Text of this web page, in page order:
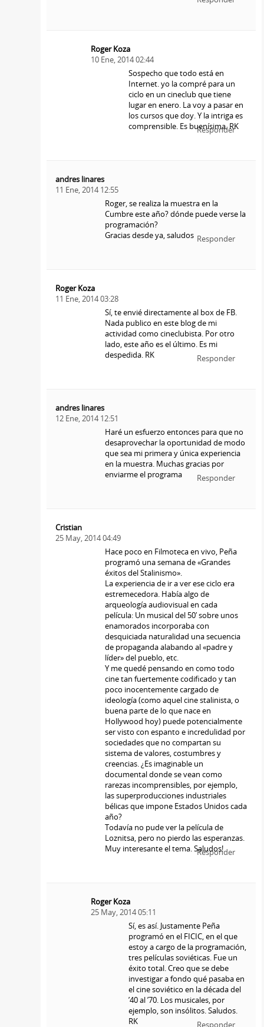
Roger Koza
10 Ene, 2014 02:44
Sospecho que todo está en
Internet. yo la compré para un
ciclo en un cineclub que tiene
lugar en enero. La voy a pasar en
los cursos que doy. Y la intriga es
comprensible. Es buenísima. RK
Responder
andres linares
11 Ene, 2014 12:55
Roger, se realiza la muestra en la
Cumbre este año? dónde puede verse la
programación?
Gracias desde ya, saludos Responder
Roger Koza
11 Ene, 2014 03:28
Sí, te envié directamente al box de FB.
Nada publico en este blog de mi
actividad como cineclubista. Por otro
lado, este año es el último. Es mi
despedida. RK
Responder
andres linares
12 Ene, 2014 12:51
Haré un esfuerzo entonces para que no
desaprovechar la oportunidad de modo
que sea mi primera y única experiencia
en la muestra. Muchas gracias por
enviarme el programa
Responder
Cristian
25 May, 2014 04:49
Hace poco en Filmoteca en vivo, Peña
programó una semana de «Grandes
éxitos del Stalinismo».
La experiencia de ir a ver ese ciclo era
estremecedora. Había algo de
arqueología audiovisual en cada
película: Un musical del 50′ sobre unos
enamorados incorporaba con
desquiciada naturalidad una secuencia
de propaganda alabando al «padre y
líder» del pueblo, etc.
Y me quedé pensando en como todo
cine tan fuertemente codificado y tan
poco inocentemente cargado de
ideología (como aquel cine stalinista, o
buena parte de lo que nace en
Hollywood hoy) puede potencialmente
ser visto con espanto e incredulidad por
sociedades que no compartan su
sistema de valores, costumbres y
creencias. ¿Es imaginable un
documental donde se vean como
rarezas incomprensibles, por ejemplo,
las superproducciones industriales
bélicas que impone Estados Unidos cada
año?
Todavía no pude ver la película de
Loznitsa, pero no pierdo las esperanzas.
Muy interesante el tema. Saludos!
Responder
Roger Koza
25 May, 2014 05:11
Sí, es así. Justamente Peña
programó en el FICIC, en el que
estoy a cargo de la programación,
tres películas soviéticas. Fue un
éxito total. Creo que se debe
investigar a fondo qué pasaba en
el cine soviético en la década del
’40 al ’70. Los musicales, por
ejemplo, son insólitos. Saludos.
RK
Responder